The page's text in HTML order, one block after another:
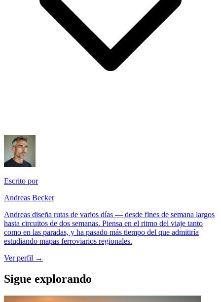
Escrito por
Andreas Becker
Andreas diseña rutas de varios días — desde fines de semana largos
hasta circuitos de dos semanas. Piensa en el ritmo del viaje tanto
como en las paradas, y ha pasado más tiempo del que admitiría
estudiando mapas ferroviarios regionales.
Ver perfil →
Sigue explorando